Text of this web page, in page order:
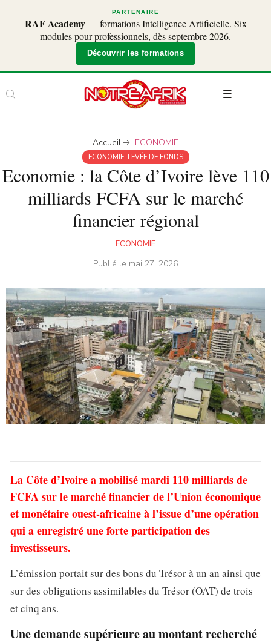
PARTENAIRE
RAF Academy— formations Intelligence Artificielle. Six
modules pour professionnels, dès septembre 2026.
Découvrir les formations
Accueil ECONOMIE
ECONOMIE, LEVÉE DE FONDS
Economie : la Côte d’Ivoire lève 110
milliards FCFA sur le marché
financier régional
ECONOMIE
Publié le mai 27, 2026
La Côte d’Ivoire a mobilisé mardi 110 milliards de
FCFA sur le marché financier de l’Union économique
et monétaire ouest-africaine à l’issue d’une opération
qui a enregistré une forte participation des
investisseurs.
L’émission portait sur des bons du Trésor à un an ainsi que
sur des obligations assimilables du Trésor (OAT) de trois
et cinq ans.
Une demande supérieure au montant recherché